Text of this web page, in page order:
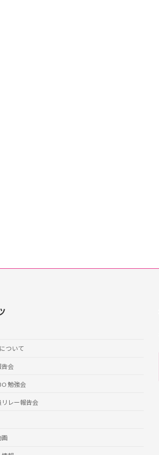
ついて
告会
勉強会
レー報告会